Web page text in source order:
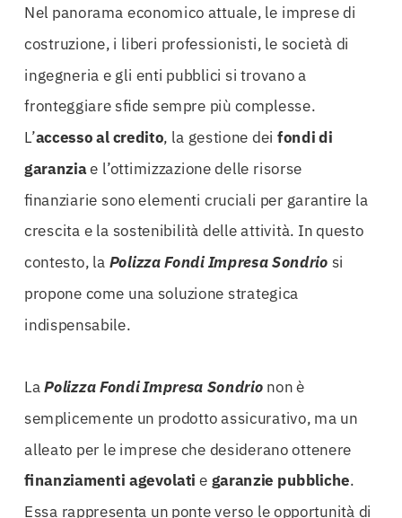
Nel panorama economico attuale, le imprese di
costruzione, i liberi professionisti, le società di
ingegneria e gli enti pubblici si trovano a
fronteggiare sfide sempre più complesse.
L’accesso al credito, la gestione dei fondi di
garanziae l’ottimizzazione delle risorse
finanziarie sono elementi cruciali per garantire la
crescita e la sostenibilità delle attività. In questo
contesto, la Polizza Fondi Impresa Sondrio si
propone come una soluzione strategica
indispensabile.
LaPolizza Fondi Impresa Sondrio non è
semplicemente un prodotto assicurativo, ma un
alleato per le imprese che desiderano ottenere
finanziamenti agevolati e garanzie pubbliche.
Essa rappresenta un ponte verso le opportunità di